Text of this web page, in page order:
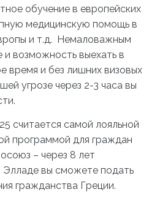
обучение в европейских
медицинскую помощь в
и т.д. Немаловажным
и возможность выехать в
и без лишних визовых
угрозе через 2-3 часа вы
считается самой лояльной
программой для граждан
– через 8 лет
Элладе вы сможете подать
гражданства Греции.